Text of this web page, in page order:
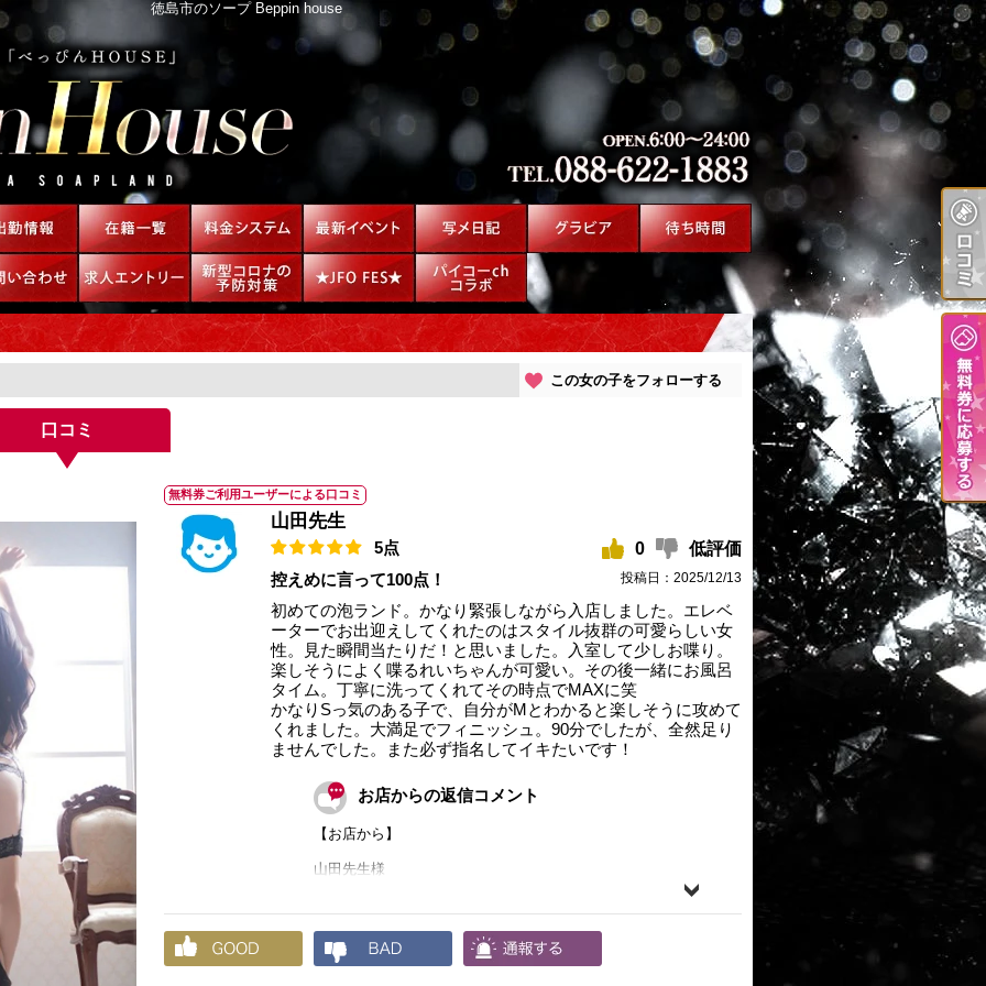
徳島市のソープ Beppin house
この女の子をフォローする
口コミ
無料券ご利用ユーザーによる口コミ
山田先生
5点 0
低評価
控えめに言って100点！
投稿日：2025/12/13
初めての泡ランド。かなり緊張しながら入店しました。エレベ
ーターでお出迎えしてくれたのはスタイル抜群の可愛らしい女
性。見た瞬間当たりだ！と思いました。入室して少しお喋り。
楽しそうによく喋るれいちゃんが可愛い。その後一緒にお風呂
タイム。丁寧に洗ってくれてその時点でMAXに笑
かなりSっ気のある子で、自分がMとわかると楽しそうに攻めて
くれました。大満足でフィニッシュ。90分でしたが、全然足り
ませんでした。また必ず指名してイキたいです！
お店からの返信コメント
【お店から】
山田先生様
貴重な口コミを頂きましてありがとうございます。